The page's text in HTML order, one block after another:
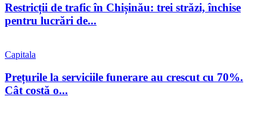
Restricții de trafic în Chișinău: trei străzi, închise
pentru lucrări de...
Capitala
Prețurile la serviciile funerare au crescut cu 70%.
Cât costă o...